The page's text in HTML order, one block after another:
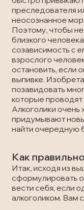
преследователя
неосознанное
Поэтому, чтобы не
близкого
созависимость с
взрослого
остановить, если
выпивке.
позавидовать
которые проводят
Алкоголики очень
придумывают
найти очередную
Как
Итак, исходя из
сформулировать
вести себя, если
алкоголиком. Вам